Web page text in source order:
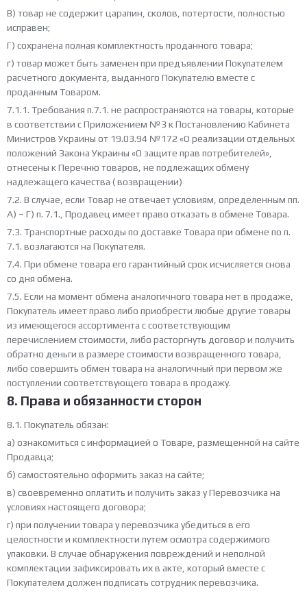
В) товар не содержит царапин, сколов, потертости, полностью
исправен;
Г) сохранена полная комплектность проданного товара;
ґ) товар может быть заменен при предъявлении Покупателем
расчетного документа, выданного Покупателю вместе с
проданным Товаром.
7.1.1. Требования п.7.1. не распространяются на товары, которые
в соответствии с Приложением №3 к Постановлению Кабинета
Министров Украины от 19.03.94 №172 «О реализации отдельных
положений Закона Украины «О защите прав потребителей»,
отнесены к Перечню товаров, не подлежащих обмену
надлежащего качества ( возвращении)
7.2. В случае, если Товар не отвечает условиям, определенным пп.
А) – Г) п. 7.1., Продавец имеет право отказать в обмене Товара.
7.3. Транспортные расходы по доставке Товара при обмене по п.
7.1. возлагаются на Покупателя.
7.4. При обмене товара его гарантийный срок исчисляется снова
со дня обмена.
7.5. Если на момент обмена аналогичного товара нет в продаже,
Покупатель имеет право либо приобрести любые другие товары
из имеющегося ассортимента с соответствующим
перечислением стоимости, либо расторгнуть договор и получить
обратно деньги в размере стоимости возвращенного товара,
либо совершить обмен товара на аналогичный при первом же
поступлении соответствующего товара в продажу.
8. Права и обязанности сторон
8.1. Покупатель обязан:
а) ознакомиться с информацией о Товаре, размещенной на сайте
Продавца;
б) самостоятельно оформить заказ на сайте;
в) своевременно оплатить и получить заказ у Перевозчика на
условиях настоящего договора;
г) при получении товара у перевозчика убедиться в его
целостности и комплектности путем осмотра содержимого
упаковки. В случае обнаружения повреждений и неполной
комплектации зафиксировать их в акте, который вместе с
Покупателем должен подписать сотрудник перевозчика.